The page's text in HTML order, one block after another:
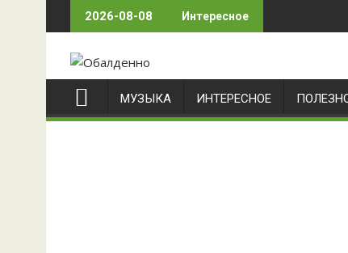
to
2026-08-08 Интересное
МУЗЫКА ИНТЕРЕСНОЕ